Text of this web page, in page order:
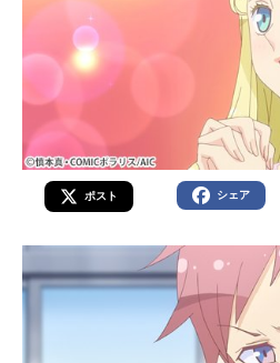
ポスト シェア